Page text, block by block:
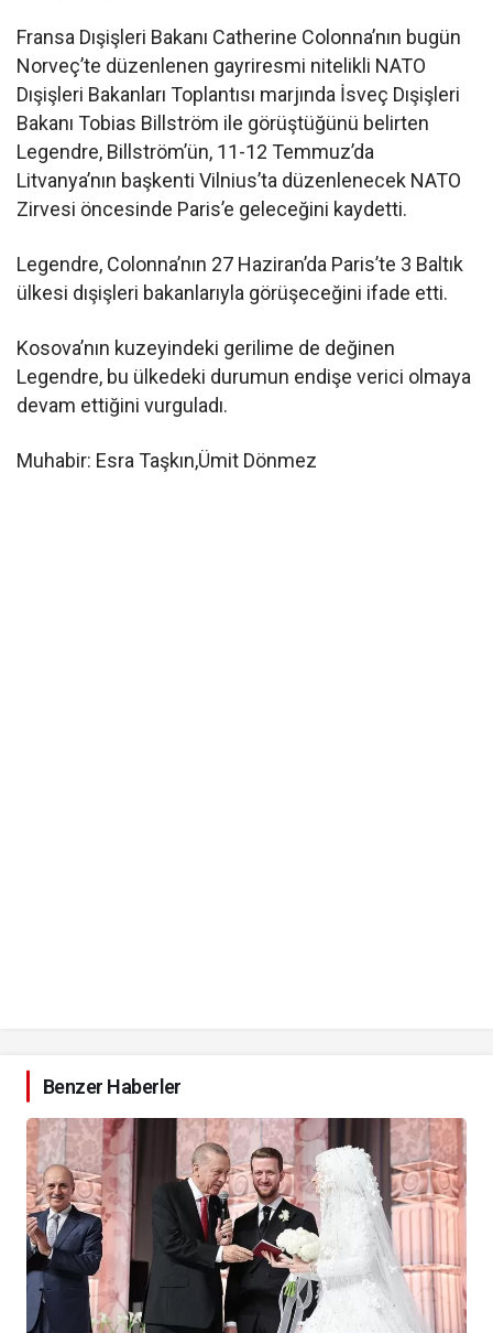
Fransa Dışişleri Bakanı Catherine Colonna’nın bugün
Norveç’te düzenlenen gayriresmi nitelikli NATO
Dışişleri Bakanları Toplantısı marjında İsveç Dışişleri
Bakanı Tobias Billström ile görüştüğünü belirten
Legendre, Billström’ün, 11-12 Temmuz’da
Litvanya’nın başkenti Vilnius’ta düzenlenecek NATO
Zirvesi öncesinde Paris’e geleceğini kaydetti.
Legendre, Colonna’nın 27 Haziran’da Paris’te 3 Baltık
ülkesi dışişleri bakanlarıyla görüşeceğini ifade etti.
Kosova’nın kuzeyindeki gerilime de değinen
Legendre, bu ülkedeki durumun endişe verici olmaya
devam ettiğini vurguladı.
Muhabir: Esra Taşkın,Ümit Dönmez
Benzer Haberler